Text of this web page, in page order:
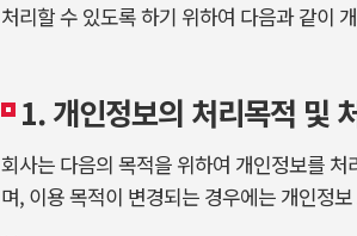
처리할 수 있도록 하기 위하여 다음과 같이
1. 개인정보의 처리목적 및
회사는 다음의 목적을 위하여 개인정보를
며, 이용 목적이 변경되는 경우에는 개인정